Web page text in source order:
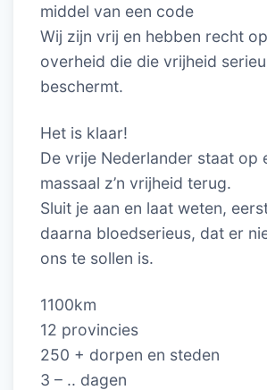
middel van een code
Wij zijn vrij en hebben recht
overheid die die vrijheid
beschermt.
Het is klaar!
De vrije Nederlander staat op
massaal z’n vrijheid terug.
Sluit je aan en laat weten,
daarna bloedserieus, dat er
ons te sollen is.
1100km
12 provincies
250 + dorpen en steden
3 – .. dagen